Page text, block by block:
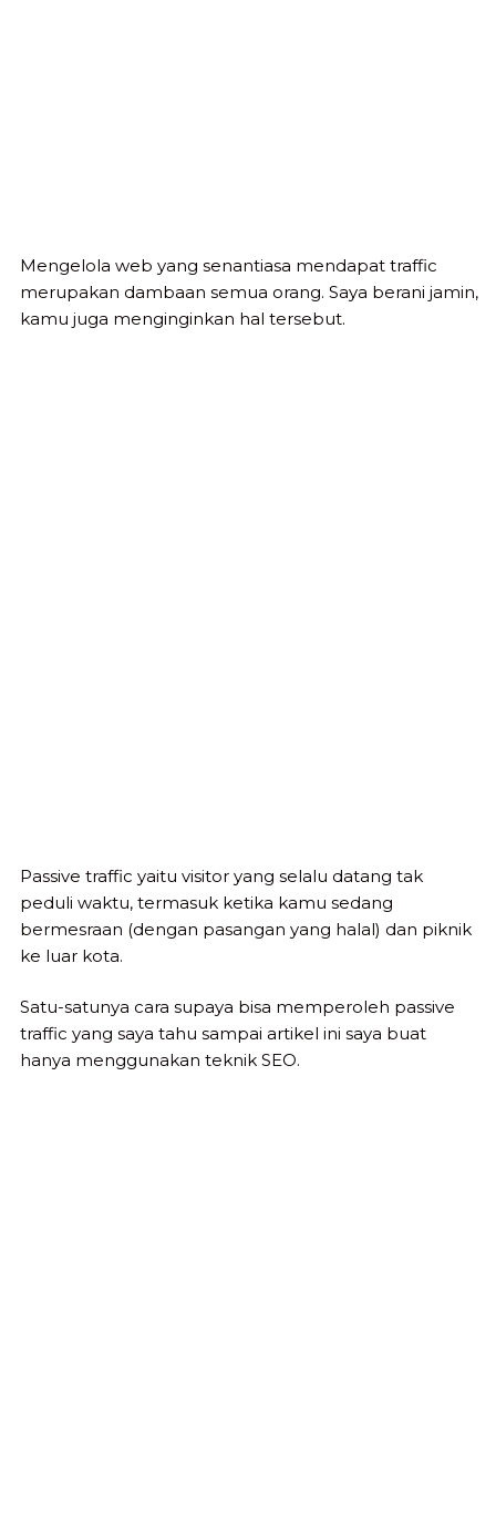
Mengelola web yang senantiasa mendapat traffic
merupakan dambaan semua orang. Saya berani jamin,
kamu juga menginginkan hal tersebut.
Passive traffic yaitu visitor yang selalu datang tak
peduli waktu, termasuk ketika kamu sedang
bermesraan (dengan pasangan yang halal) dan piknik
ke luar kota.
Satu-satunya cara supaya bisa memperoleh passive
traffic yang saya tahu sampai artikel ini saya buat
hanya menggunakan teknik SEO.